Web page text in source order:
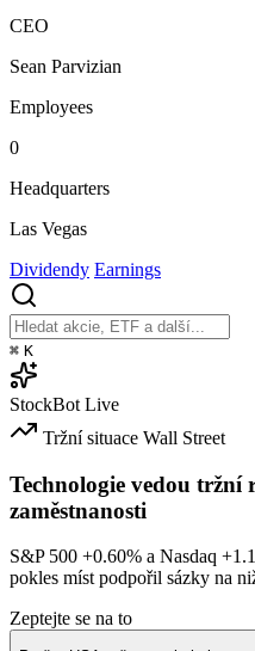
CEO
Sean Parvizian
Employees
0
Headquarters
Las Vegas
Dividendy Earnings
⌘ K
StockBot Live
Tržní situace Wall Street
Technologie vedou tržní
zaměstnanosti
S&P 500 +0.60% a Nasdaq
pokles míst podpořil sázky na
Zeptejte se na to